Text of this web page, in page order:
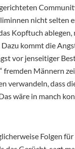
nicht selten
Kopftuch
kommt die
vor jenseitiger
fremden Männern
verwandeln, dass
wäre in manch
Folgen